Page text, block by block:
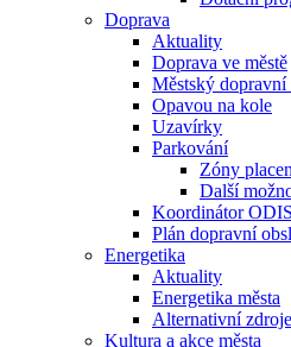
Doprava
Aktuality
Doprava ve městě
Městský
Opavou na kole
Uzavírky
Parkování
Zóny
Další
Koordinátor
Plán dopravní
Energetika
Aktuality
Energetika města
Alternativní zdroje
Kultura a akce města